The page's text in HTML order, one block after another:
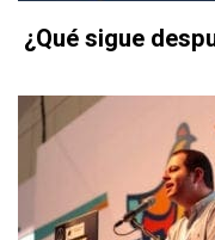
¿Qué sigue